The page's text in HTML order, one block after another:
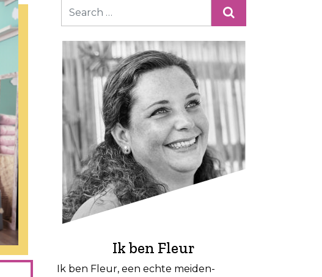
Ik ben Fleur
Ik ben Fleur, een echte meiden-